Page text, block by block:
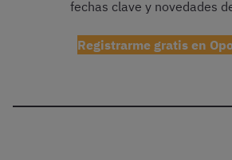
fechas clave y novedades
Registrarme gratis en